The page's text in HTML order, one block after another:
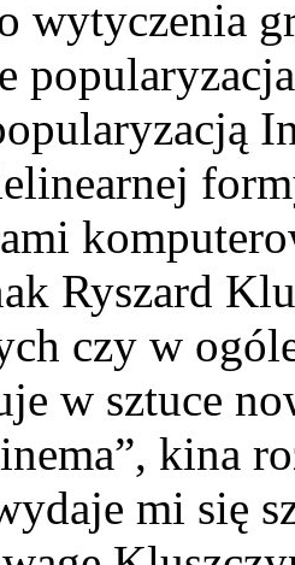
wytyczenia
Ryszard
czy w
w sztuce
kina
mi się